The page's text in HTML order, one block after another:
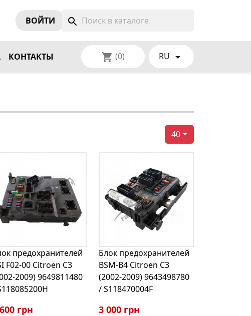
ВОЙТИ search
КОНТАКТЫ shopping_cart (0) RU 
40
предохранителей
F02-00 Citroen C3
2009) 9649811480
грн
Блок предохранителей
BSM-B4 Citroen C3
(2002-2009) 9643498780
/ S118470004F
3 000 грн